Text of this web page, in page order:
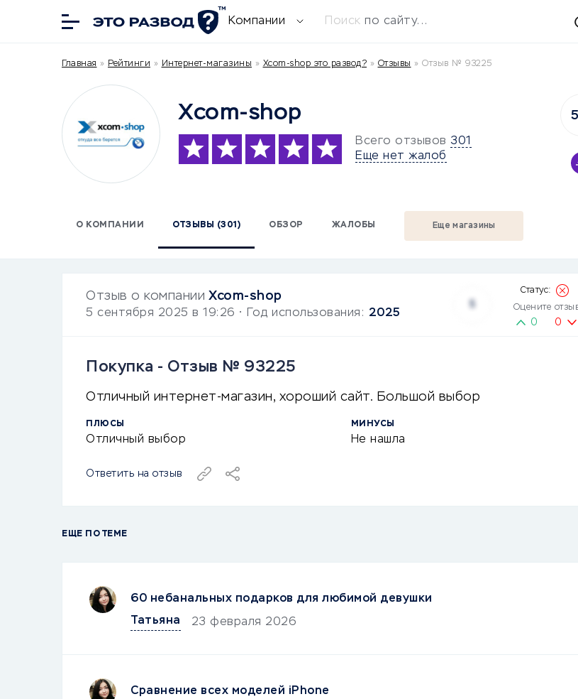
Компании Поиск по сайту...
Главная » Рейтинги » Интернет-магазины » Xcom-shop это развод? » Отзывы » Отзыв № 93225
Xcom-shop
Всего отзывов 301
Еще нет жалоб
О КОМПАНИИ ОТЗЫВЫ (301) ОБЗОР ЖАЛОБЫ Еще магазины
Отзыв о компании Xcom-shop
5 сентября 2025 в 19:26 • Год использования: 2025
5 Оцените
0 0
Покупка - Отзыв № 93225
Отличный интернет-магазин, хороший сайт. Большой выбор
ПЛЮСЫ
Отличный выбор
МИНУСЫ
Не нашла
Ответить на отзыв
ЕЩЕ ПО ТЕМЕ
60 небанальных подарков для любимой девушки
Татьяна
23 февраля 2026
Сравнение всех моделей iPhone